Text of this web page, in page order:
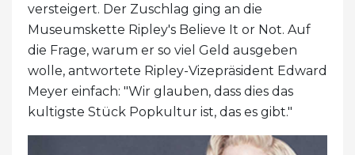
versteigert. Der Zuschlag ging an die
Museumskette Ripley's Believe It or Not. Auf
die Frage, warum er so viel Geld ausgeben
wolle, antwortete Ripley-Vizepräsident Edward
Meyer einfach: "Wir glauben, dass dies das
kultigste Stück Popkultur ist, das es gibt."